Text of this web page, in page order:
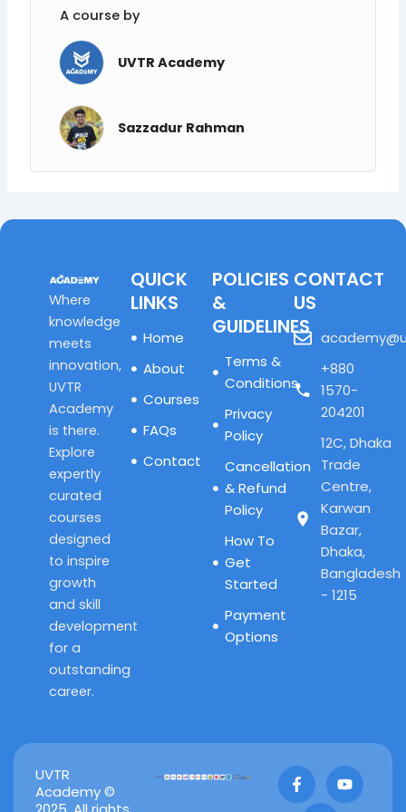
A course by
UVTR Academy
Sazzadur Rahman
Where
knowledge
meets
innovation,
UVTR
Academy
is there.
Explore
expertly
curated
courses
designed
to inspire
growth
and skill
development
for a
outstanding
career.
QUICK
LINKS
Home
About
Courses
FAQs
Contact
POLICIES
&
GUIDELINES
Terms &
Conditions
Privacy
Policy
Cancellation
& Refund
Policy
How To
Get
Started
Payment
Options
CONTACT
US
+880
1570-
204201
12C, Dhaka
Trade
Centre,
Karwan
Bazar,
Dhaka,
Bangladesh
- 1215
UVTR
Academy ©
F
a
c
Y
o
u
X
-
t